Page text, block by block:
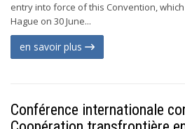
entry into force of this Convention,
Hague on 30 June...
en savoir plus
Conférence internationale